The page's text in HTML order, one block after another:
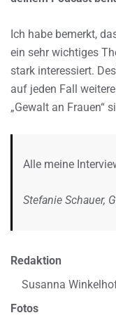
Ich habe bemerkt,
ein sehr wichtiges
stark interessiert.
auf jeden Fall
„Gewalt an Frauen“
Alle meine
Stefanie Schauer,
Redaktion
Susanna
Fotos